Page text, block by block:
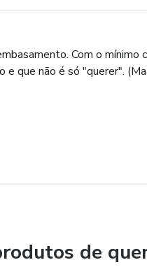
Com o
e que não é só "querer".
de